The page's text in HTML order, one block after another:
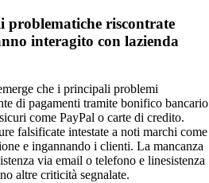
problematiche riscontrate
interagito con lazienda
che i principali problemi
di pagamenti tramite bonifico bancario
come PayPal o carte di credito.
falsificate intestate a noti marchi come
e ingannando i clienti. La mancanza
via email o telefono e linesistenza
altre criticità segnalate.